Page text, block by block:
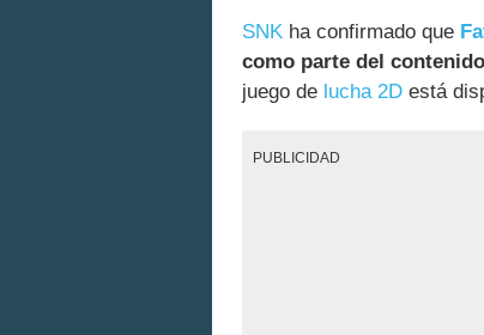
SNK ha confirmado que
como parte del
juego de lucha 2D está
PUBLICIDAD